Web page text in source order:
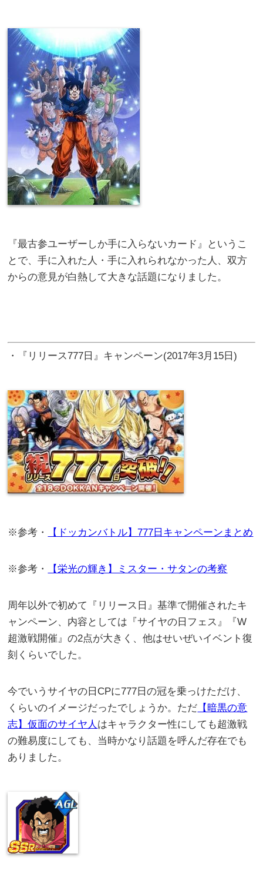
『最古参ユーザーしか手に入らないカード』というこ
とで、手に入れた人・手に入れられなかった人、双方
からの意見が白熱して大きな話題になりました。
・『リリース777日』キャンペーン(2017年3月15日)
※参考・ 【ドッカンバトル】777日キャンペーンまとめ
※参考・ 【栄光の輝き】ミスター・サタンの考察
周年以外で初めて『リリース日』基準で開催されたキ
ャンペーン、内容としては『サイヤの日フェス』『W
超激戦開催』の2点が大きく、他はせいぜいイベント復
刻くらいでした。
今でいうサイヤの日CPに777日の冠を乗っけただけ、
くらいのイメージだったでしょうか。ただ 【暗黒の意
志】仮面のサイヤ人 はキャラクター性にしても超激戦
の難易度にしても、当時かなり話題を呼んだ存在でも
ありました。